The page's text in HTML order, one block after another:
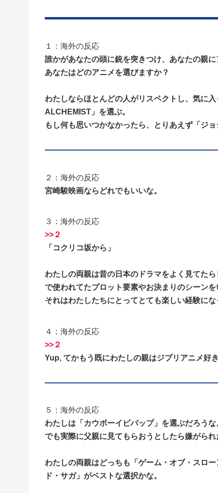
１：海外の反応
誰かがあなたの頭に銃を突きつけ、あなたの親
あなたはどのアニメを選びますか？
わたしならほとんどの人がリスペクトし、気に
ALCHEMIST」を選ぶ。
もし何も思いつかなかったら、とりあえず「ジ
２：海外の反応
宮崎駿映画ならどれでもいいな。
３：海外の反応
>>２
「コクリコ坂から」
わたしの両親は昔の日本のドラマをよく見てた
で使われてたプロット要素やお決まりのシーン
それはわたしたちにとってとても楽しい経験に
４：海外の反応
>>２
Yup, てかもう既にわたしの親はジブリアニメ好
５：海外の反応
わたしは「カウボーイビバップ」を選ぶだろうな
でも実際に父親に見てもらおうとしたら嫌がら
わたしの両親はどっちも「ゲーム・オブ・スロ
ド・サガ」がベストな選択かな。